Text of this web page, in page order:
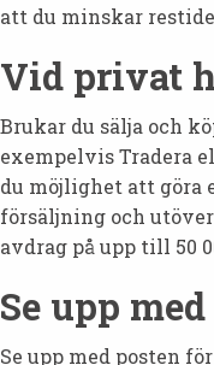
att du minskar
Vid privat
Brukar du sälja och
exempelvis Tradera
du möjlighet att göra
försäljning och
avdrag på upp till 50
Se upp
Se upp med posten